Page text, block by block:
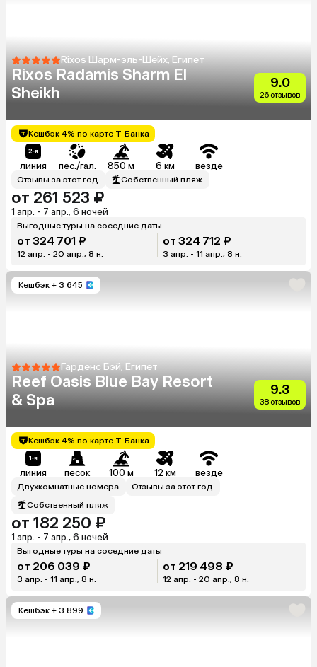
Rixos Шарм-эль-Шейх, Египет
Rixos Radamis Sharm El
Sheikh
9.0
26 отзывов
Кешбэк 4% по карте Т-Банка
линия пес./гал. 850 м 6 км везде
Отзывы за этот год Собственный пляж
от 261 523 ₽
1 апр. - 7 апр., 6 ночей
Выгодные туры на соседние даты
от 324 701 ₽
12 апр. - 20 апр., 8 н.
от 324 712 ₽
3 апр. - 11 апр., 8 н.
Кешбэк + 3 645
Гарденс Бэй, Египет
Reef Oasis Blue Bay Resort
& Spa
9.3
38 отзывов
Кешбэк 4% по карте Т-Банка
линия песок 100 м 12 км везде
Двухкомнатные номера
Отзывы за этот год
Собственный пляж
от 182 250 ₽
1 апр. - 7 апр., 6 ночей
Выгодные туры на соседние даты
от 206 039 ₽
3 апр. - 11 апр., 8 н.
от 219 498 ₽
12 апр. - 20 апр., 8 н.
Кешбэк + 3 899